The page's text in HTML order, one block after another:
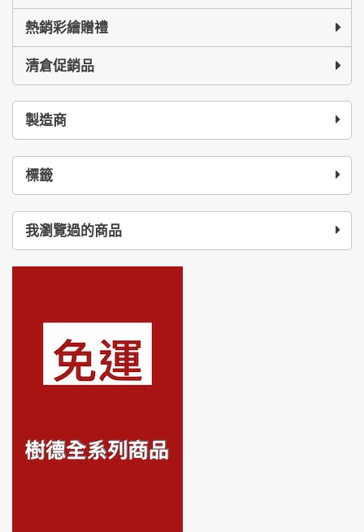
熱銷彩繪贈禮
清倉促銷品
製造商
標籤
我瀏覽過的商品